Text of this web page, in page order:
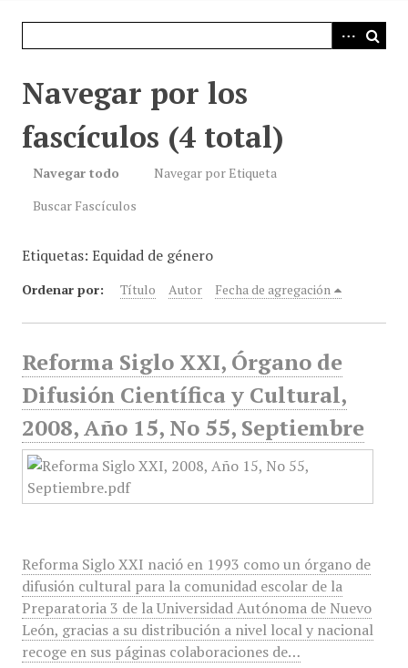
Navegar por los
fascículos (4 total)
Navegar todo
Navegar por Etiqueta
Buscar Fascículos
Etiquetas: Equidad de género
Ordenar por: Título Autor Fecha de agregación
Reforma Siglo XXI, Órgano de
Difusión Científica y Cultural,
2008, Año 15, No 55, Septiembre
Reforma Siglo XXI nació en 1993 como un órgano de
difusión cultural para la comunidad escolar de la
Preparatoria 3 de la Universidad Autónoma de Nuevo
León, gracias a su distribución a nivel local y nacional
recoge en sus páginas colaboraciones de…